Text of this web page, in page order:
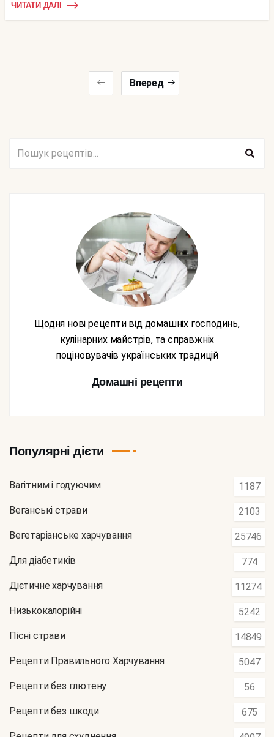
ЧИТАТИ ДАЛІ
Вперед
Щодня нові рецепти від домашніх господинь,
кулінарних майстрів, та справжніх
поціновувачів українських традицій
Домашні рецепти
Популярні дієти
Вагітним і годуючим 1187
Веганські страви 2103
Вегетаріанське харчування 25746
Для діабетиків 774
Дієтичне харчування 11274
Низькокалорійні 5242
Пісні страви 14849
Рецепти Правильного Харчування 5047
Рецепти без глютену 56
Рецепти без шкоди 675